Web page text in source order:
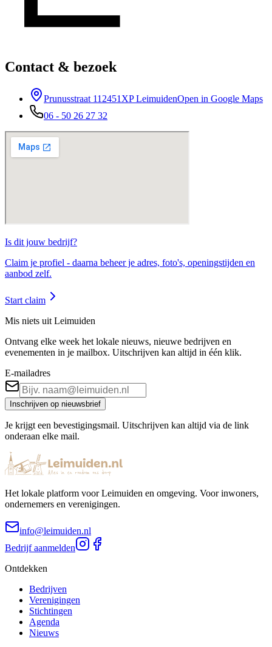
Contact & bezoek
Prunusstraat 11 2451XP LeimuidenOpen in Google Maps
06 - 50 26 27 32
Is dit jouw bedrijf?
Claim je profiel - daarna beheer je adres, foto's, openingstijden en
aanbod zelf.
Start claim
Mis niets uit Leimuiden
Ontvang elke week het lokale nieuws, nieuwe bedrijven en
evenementen in je mailbox. Uitschrijven kan altijd in één klik.
E-mailadres
Inschrijven op nieuwsbrief
Je krijgt een bevestigingsmail. Uitschrijven kan altijd via de link
onderaan elke mail.
Het lokale platform voor Leimuiden en omgeving. Voor inwoners,
ondernemers en verenigingen.
info@leimuiden.nl
Bedrijf aanmelden
Ontdekken
Bedrijven
Verenigingen
Stichtingen
Agenda
Nieuws